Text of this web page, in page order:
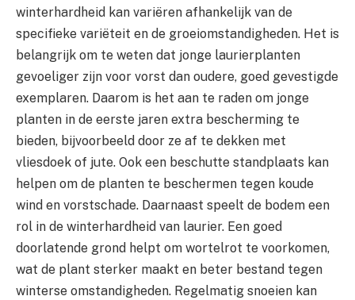
winterhardheid kan variëren afhankelijk van de
specifieke variëteit en de groeiomstandigheden. Het is
belangrijk om te weten dat jonge laurierplanten
gevoeliger zijn voor vorst dan oudere, goed gevestigde
exemplaren. Daarom is het aan te raden om jonge
planten in de eerste jaren extra bescherming te
bieden, bijvoorbeeld door ze af te dekken met
vliesdoek of jute. Ook een beschutte standplaats kan
helpen om de planten te beschermen tegen koude
wind en vorstschade. Daarnaast speelt de bodem een
rol in de winterhardheid van laurier. Een goed
doorlatende grond helpt om wortelrot te voorkomen,
wat de plant sterker maakt en beter bestand tegen
winterse omstandigheden. Regelmatig snoeien kan